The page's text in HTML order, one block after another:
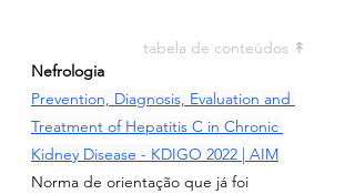
tabela de conteúdos ↟
Nefrologia
Prevention, Diagnosis, Evaluation and
Treatment of Hepatitis C in Chronic
Kidney Disease - KDIGO 2022 | AIM
Norma de orientação que já foi